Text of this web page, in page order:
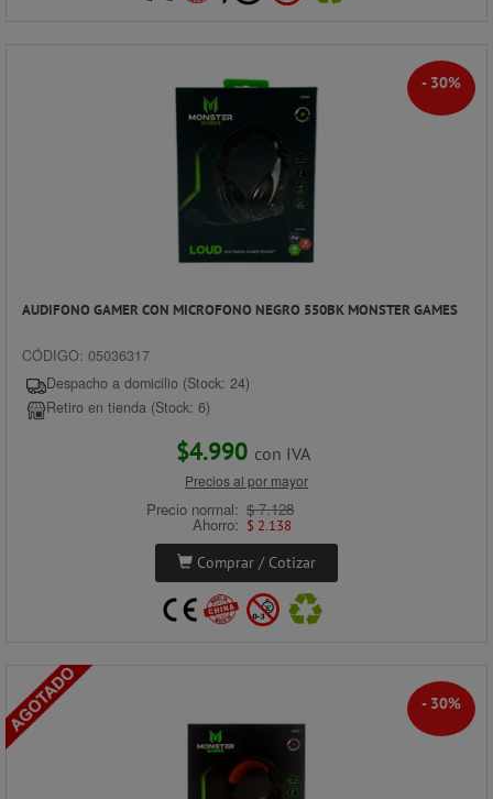
- 30%
AUDIFONO GAMER CON MICROFONO NEGRO 550BK MONSTER GAMES
CÓDIGO: 05036317
Despacho a domicilio (Stock: 24)
Retiro en tienda (Stock: 6)
$4.990 con IVA
Precios al por mayor
Precio normal: $ 7.128
Ahorro: $ 2.138
Comprar / Cotizar
- 30%